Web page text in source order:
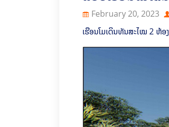
February 20, 2023
ເຮືອນໂມເດິນທັນສະໄໝ 2 ຫ້